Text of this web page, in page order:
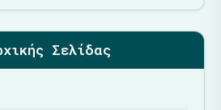
Σελίδας